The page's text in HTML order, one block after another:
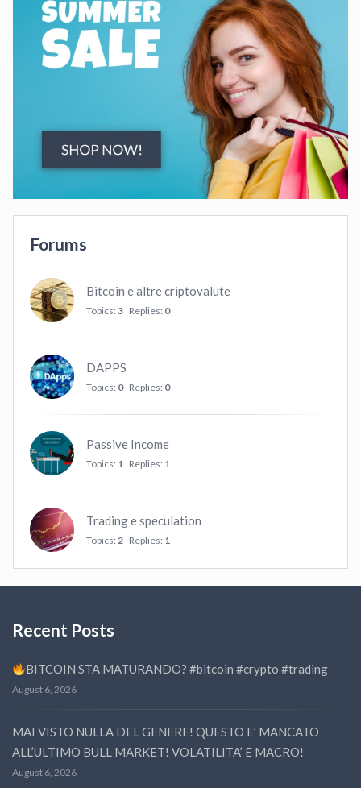
Forums
Bitcoin e altre criptovalute
Topics: 3 Replies: 0
DAPPS
Topics: 0 Replies: 0
Passive Income
Topics: 1 Replies: 1
Trading e speculation
Topics: 2 Replies: 1
Recent Posts
BITCOIN STA MATURANDO? #bitcoin #crypto #trading
August 6, 2026
MAI VISTO NULLA DEL GENERE! QUESTO E’ MANCATO
ALL’ULTIMO BULL MARKET! VOLATILITA’ E MACRO!
August 6, 2026